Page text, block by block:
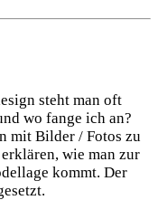
steht man oft
wo fange ich an?
mit Bilder / Fotos zu
wie man zur
kommt. Der